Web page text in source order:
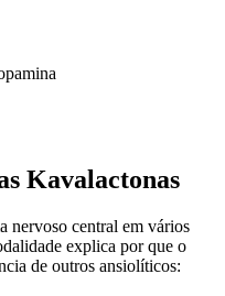
Kavalactonas
nervoso central em vários
explica por que o
de outros ansiolíticos: